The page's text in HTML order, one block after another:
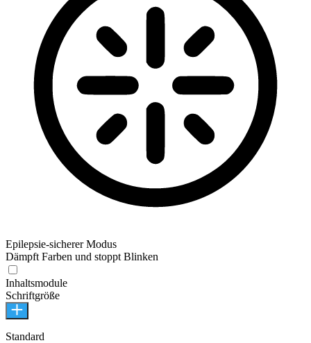
Epilepsie-sicherer Modus
Dämpft Farben und stoppt Blinken
Inhaltsmodule
Schriftgröße
Standard